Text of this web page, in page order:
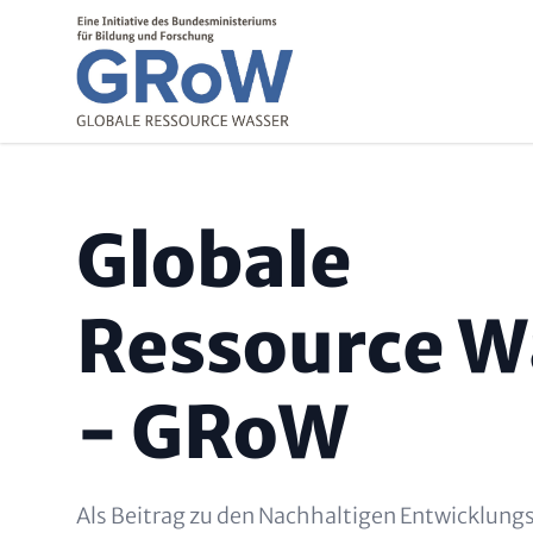
Direkt zum Inhalt
Überschrift
Globale
Ressource
- GRoW
Text (optional)
Als Beitrag zu den Nachhaltigen